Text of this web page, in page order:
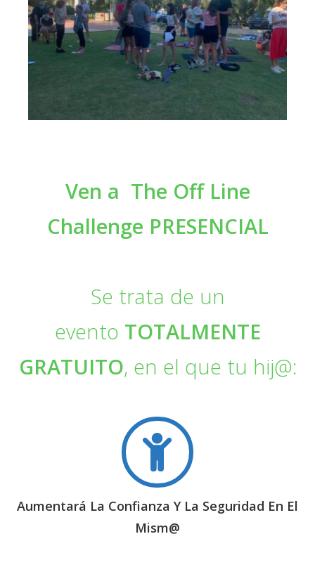
Ven a The Off Line
Challenge PRESENCIAL
Se trata de un
evento TOTALMENTE
GRATUITO, en el que tu hij@:
Aumentará La Confianza Y La Seguridad En El
Mism@